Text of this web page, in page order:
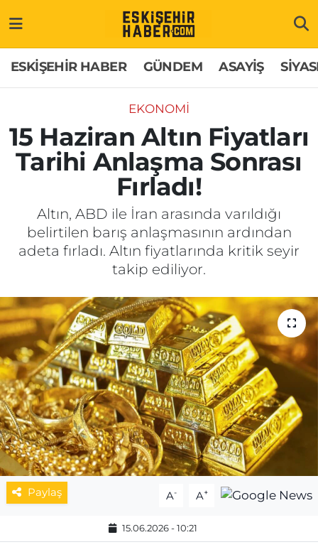
ESKİŞEHİR HABER GÜNDEM ASAYİŞ
EKONOMİ
15 Haziran Altın Fiyatları
Tarihi Anlaşma Sonrası
Fırladı!
Altın, ABD ile İran arasında varıldığı
belirtilen barış anlaşmasının ardından
adeta fırladı. Altın fiyatlarında kritik seyir
takip ediliyor.
Paylaş A- A+
15.06.2026 - 10:21
GÜNDEM
ASAYİŞ
SİYASET
SAĞLIK
SPOR
MAGAZİN
ESKİŞEHİRSPOR
Hakkımızda
İletişim
Künye
Odunpazarı Trafik Yoğunluk Haritası
Süper Lig Puan Durumu ve Fikstür
Tüm Manşetler
Son Dakika Haberleri
Haber Arşivi